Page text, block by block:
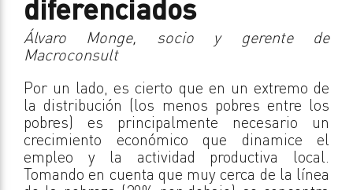
diferenciados
Álvaro Monge, socio y gerente de
Macroconsult
Por un lado, es cierto que en un extremo de
la distribución (los menos pobres entre los
pobres) es principalmente necesario un
crecimiento económico que dinamice el
empleo y la actividad productiva local.
Tomando en cuenta que muy cerca de la línea